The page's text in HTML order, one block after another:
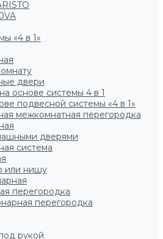
«4 в 1»
двери
основе системы 4 в 1
подвесной системы «4 в 1»
межкомнатная перегородка
дверями
система
или нишу
перегородка
перегородка
рукой